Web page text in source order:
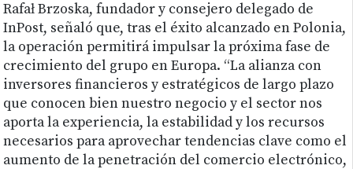
Rafał Brzoska, fundador y consejero delegado de
InPost, señaló que, tras el éxito alcanzado en Polonia,
la operación permitirá impulsar la próxima fase de
crecimiento del grupo en Europa. “La alianza con
inversores financieros y estratégicos de largo plazo
que conocen bien nuestro negocio y el sector nos
aporta la experiencia, la estabilidad y los recursos
necesarios para aprovechar tendencias clave como el
aumento de la penetración del comercio electrónico,